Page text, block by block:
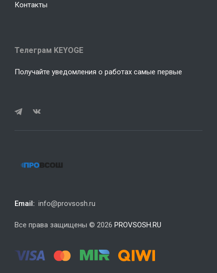
Контакты
Телеграм KEYOGE
Получайте уведомления о работах самые первые
Email: info@provsosh.ru
Все права защищены © 2026 PROVSOSH.RU